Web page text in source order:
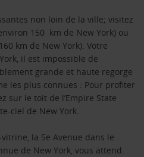
non loin de la ville; visitez
150 km de New York) ou
km de New York). Votre
il est impossible de
grande et haute regorge
les plus connues : Pour profiter
sur le toit de l’Empire State
ciel de New York.
la 5e Avenue dans le
de New York, vous attend.